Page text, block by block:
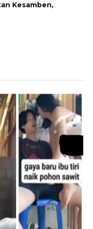
Kesamben,